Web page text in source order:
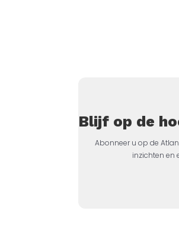
Blijf op de
Abonneer u op de
inzichten en